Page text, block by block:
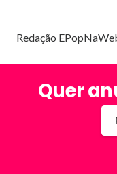
Redação
Quer